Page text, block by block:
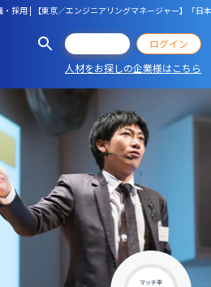
採用 | 【東京／エンジニアリングマネージャー】「
ログイン
人材をお探しの企業様はこちら
マッチ率